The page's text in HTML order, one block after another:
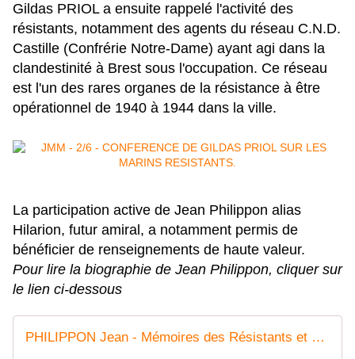
Gildas PRIOL a ensuite rappelé l'activité des
résistants, notamment des agents du réseau C.N.D.
Castille (Confrérie Notre-Dame) ayant agi dans la
clandestinité à Brest sous l'occupation. Ce réseau
est l'un des rares organes de la résistance à être
opérationnel de 1940 à 1944 dans la ville.
La participation active de Jean Philippon alias
Hilarion, futur amiral, a notamment permis de
bénéficier de renseignements de haute valeur.
Pour lire la biographie de Jean Philippon, cliquer sur
le lien ci-dessous
PHILIPPON Jean - Mémoires des Résistants et FFI de l'arrondissement de Brest